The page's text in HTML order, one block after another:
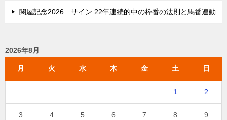
関屋記念2026 サイン 22年連続的中の枠番の法則と馬番連動
2026年8月
月 火 水 木 金 土 日
1 2
3 4 5 6 7 8 9